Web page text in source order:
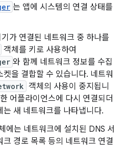
는 앱에 시스템의 연결 상태를
가 연결된 네트워크 중 하나를
객체를 키로 사용하여
와 함께 네트워크 정보를 수집
을 결합할 수 있습니다. 네트워
객체의 사용이 중지됩니
어플라이언스에 다시 연결되더
는 새 네트워크를 나타냅니다.
에는 네트워크에 설치된 DNS 서
크 경로 목록 등의 네트워크 연결